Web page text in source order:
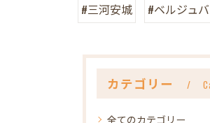
#三河安城 #ベルジュ
カテゴリー
全てのカテゴリー